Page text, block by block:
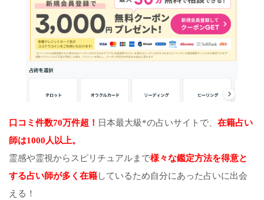
口コミ件数70万件超！ 日本最大級*の占いサイトで、 在籍占い
師は1000人以上。
霊感や霊視からスピリチュアルまで様々な鑑定方法を得意と
する占い師が多く在籍しているため自分にあった占いに出会
える！